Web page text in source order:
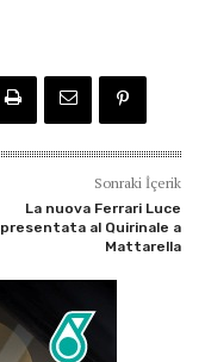
Sonraki İçerik
La nuova Ferrari Luce
presentata al Quirinale a
Mattarella